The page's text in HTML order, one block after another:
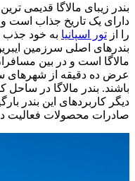
بندر زیبای مالاگا قدیمی
دارای یک تاریخ جذاب
را از تور اسپانیا به خود جذب
بندرهای اصلی سرزمین
مالاگا است و در بین
عرض ده دقیقه از شهرهای
باشند. بندر مالاگا در
دیگر کاربردهای این بندر
صادرات محصولات فعالیت